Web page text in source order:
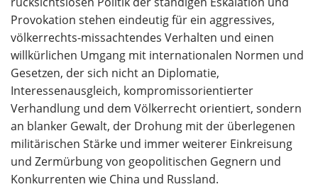
Provokation stehen eindeutig für ein aggressives,
völkerrechts-missachtendes Verhalten und einen
willkürlichen Umgang mit internationalen Normen und
Gesetzen, der sich nicht an Diplomatie,
Interessenausgleich, kompromissorientierter
Verhandlung und dem Völkerrecht orientiert, sondern
an blanker Gewalt, der Drohung mit der überlegenen
militärischen Stärke und immer weiterer Einkreisung
und Zermürbung von geopolitischen Gegnern und
Konkurrenten wie China und Russland.